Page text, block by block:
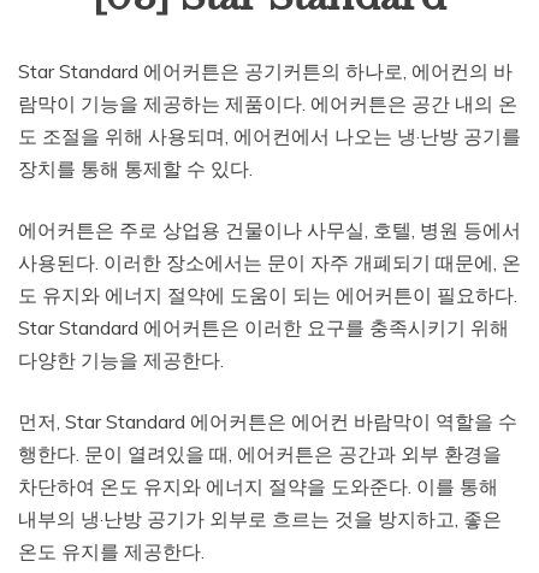
Star Standard 에어커튼은 공기커튼의 하나로, 에어컨의 바
람막이 기능을 제공하는 제품이다. 에어커튼은 공간 내의 온
도 조절을 위해 사용되며, 에어컨에서 나오는 냉·난방 공기를
장치를 통해 통제할 수 있다.
에어커튼은 주로 상업용 건물이나 사무실, 호텔, 병원 등에서
사용된다. 이러한 장소에서는 문이 자주 개폐되기 때문에, 온
도 유지와 에너지 절약에 도움이 되는 에어커튼이 필요하다.
Star Standard 에어커튼은 이러한 요구를 충족시키기 위해
다양한 기능을 제공한다.
먼저, Star Standard 에어커튼은 에어컨 바람막이 역할을 수
행한다. 문이 열려있을 때, 에어커튼은 공간과 외부 환경을
차단하여 온도 유지와 에너지 절약을 도와준다. 이를 통해
내부의 냉·난방 공기가 외부로 흐르는 것을 방지하고, 좋은
온도 유지를 제공한다.